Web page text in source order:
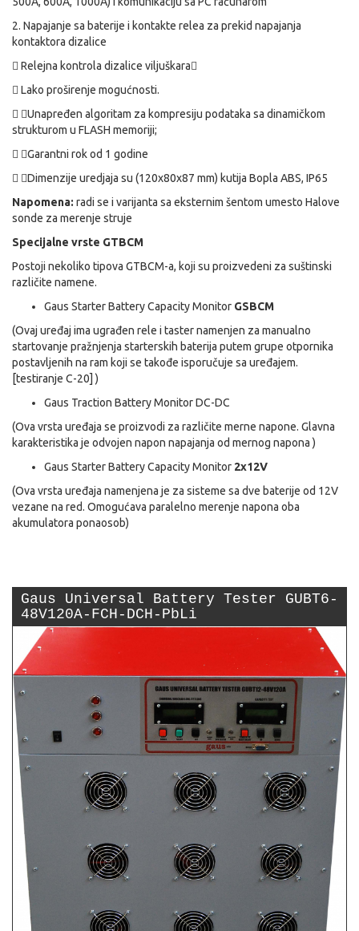
2. Napajanje sa baterije i kontakte relea za prekid napajanja
kontaktora dizalice
 Relejna kontrola dizalice viljuškara
 Lako proširenje mogućnosti.
 Unapređen algoritam za kompresiju podataka sa dinamičkom
strukturom u FLASH memoriji;
 Garantni rok od 1 godine
 Dimenzije uredjaja su (120x80x87 mm) kutija Bopla ABS, IP65
Napomena: radi se i varijanta sa eksternim šentom umesto Halove
sonde za merenje struje
Specijalne vrste GTBCM
Postoji nekoliko tipova GTBCM-a, koji su proizvedeni za suštinski
različite namene.
Gaus Starter Battery Capacity Monitor GSBCM
(Ovaj uređaj ima ugrađen rele i taster namenjen za manualno
startovanje pražnjenja starterskih baterija putem grupe otpornika
postavljenih na ram koji se takođe isporučuje sa uređajem.
[testiranje C-20] )
Gaus Traction Battery Monitor DC-DC
(Ova vrsta uređaja se proizvodi za različite merne napone. Glavna
karakteristika je odvojen napon napajanja od mernog napona )
Gaus Starter Battery Capacity Monitor 2x12V
(Ova vrsta uređaja namenjena je za sisteme sa dve baterije od 12V
vezane na red. Omogućava paralelno merenje napona oba
akumulatora ponaosob)
Gaus Universal Battery Tester GUBT6-
48V120A-FCH-DCH-PbLi